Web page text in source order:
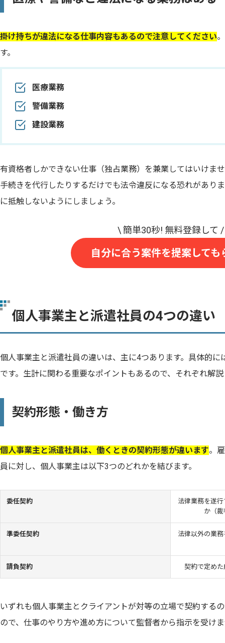
掛け持ちが違法になる仕事内容もあるので注意してください
す。
医療業務
警備業務
建設業務
有資格者しかできない仕事（独占業務）を兼業してはいけま
手続きを代行したりするだけでも法令違反になる恐れがあり
に抵触しないようにしましょう。
自分に合う案件を提案しても
個人事業主と派遣社員の4つの違い
個人事業主と派遣社員の違いは、主に4つあります。具体的
です。生計に関わる重要なポイントもあるので、それぞれ解
契約形態・働き方
個人事業主と派遣社員は、働くときの契約形態が違います。
員に対し、個人事業主は以下3つのどれかを結びます。
委任契約
法律業務を遂
か（
準委任契約 法律以外の業
請負契約 契約で定め
いずれも個人事業主とクライアントが対等の立場で契約する
ので、仕事のやり方や進め方について監督者から指示を受け